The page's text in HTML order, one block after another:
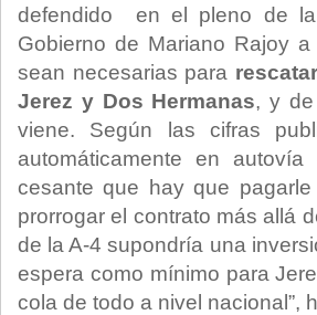
defendido en el pleno de la
Gobierno de Mariano Rajoy
sean necesarias para
Jerez y Dos Hermanas, y de
viene. Según las cifras
automáticamente en
cesante que hay que
prorrogar el contrato más allá
de la A-4 supondría una
espera como mínimo para
cola de todo a nivel nacional”,